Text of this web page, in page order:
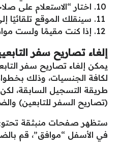
اختار “الاستعلام على
سينقلك الموقع تلقائيًا
إذا كنت مقيمًا ولست
إلغاء تصاريح سفر
يمكن إلغاء تصاريح سفر
لكافة الجنسيات، وذلك
طريقة التسجيل السابقة،
(تصاريح السفر للتابعين)
ستظهر صفحات منبثقة
في الأسفل “موافق”، قم